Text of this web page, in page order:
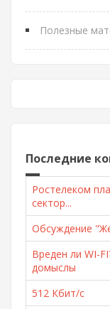
Полезные
Последние
Ростелеком
сектор...
Обсуждение
Вреден ли WI-
домыслы
512 Кбит/с